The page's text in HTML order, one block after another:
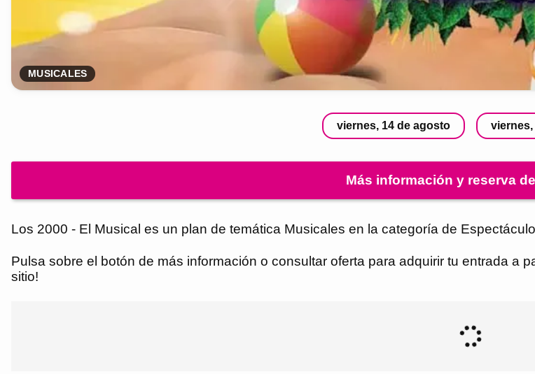
MUSICALES
viernes, 14 de agosto
Más información y reserva
Los 2000 - El Musical es un plan de temática Musicales en la categoría de
Pulsa sobre el botón de más información o consultar oferta para adquirir tu entrada a
sitio!